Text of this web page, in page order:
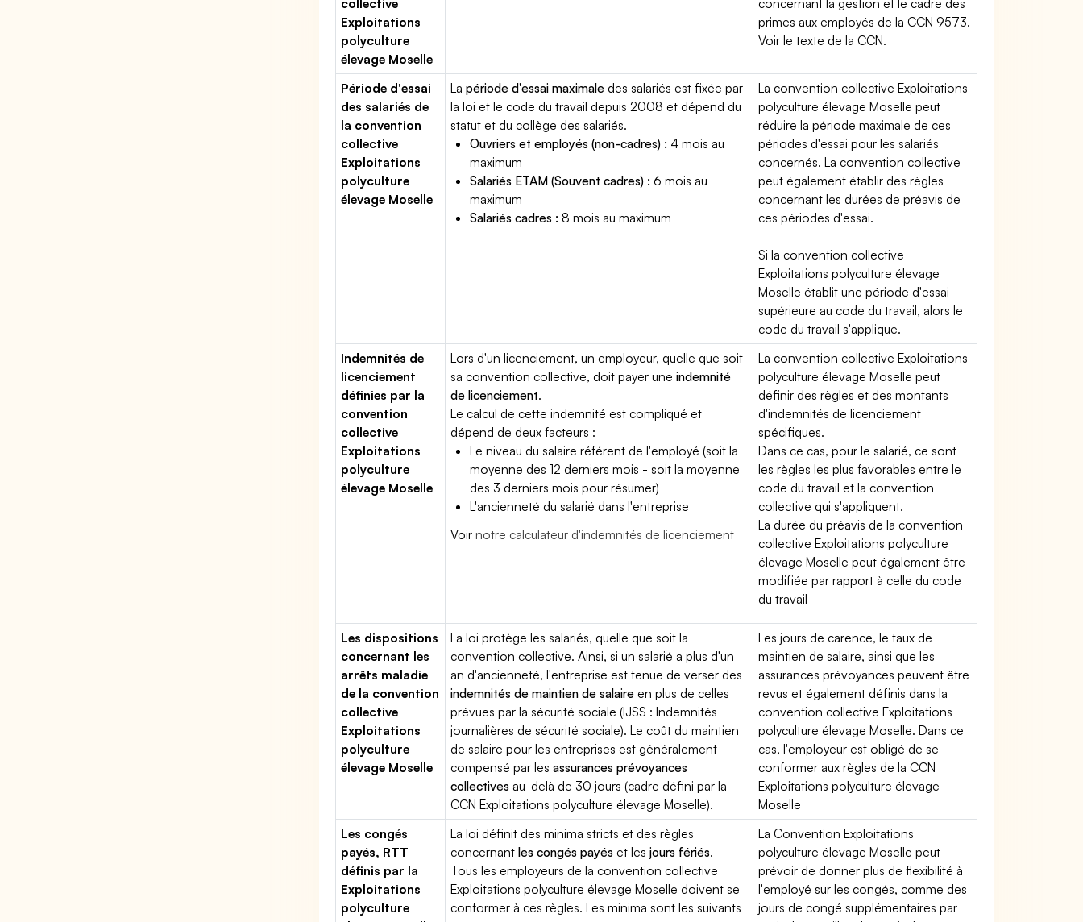
collective
Exploitations
polyculture
élevage Moselle
concernant la gestion et le cadre des
primes aux employés de la CCN 9573.
Voir le texte de la CCN.
Période d'essai
des salariés de
la convention
collective
Exploitations
polyculture
élevage Moselle
Lapériode d'essai maximale des salariés est fixée par
la loi et le code du travail depuis 2008 et dépend du
statut et du collège des salariés.
Ouvriers et employés (non-cadres) : 4 mois au
maximum
Salariés ETAM (Souvent cadres) : 6 mois au
maximum
Salariés cadres : 8 mois au maximum
La convention collective Exploitations
polyculture élevage Moselle peut
réduire la période maximale de ces
périodes d'essai pour les salariés
concernés. La convention collective
peut également établir des règles
concernant les durées de préavis de
ces périodes d'essai.
Si la convention collective
Exploitations polyculture élevage
Moselle établit une période d'essai
supérieure au code du travail, alors le
code du travail s'applique.
Indemnités de
licenciement
définies par la
convention
collective
Exploitations
polyculture
élevage Moselle
Lors d'un licenciement, un employeur, quelle que soit
sa convention collective, doit payer uneindemnité
de licenciement.
Le calcul de cette indemnité est compliqué et
dépend de deux facteurs :
Le niveau du salaire référent de l'employé (soit la
moyenne des 12 derniers mois - soit la moyenne
des 3 derniers mois pour résumer)
L'ancienneté du salarié dans l'entreprise
Voirnotre calculateur d'indemnités de licenciement
La convention collective Exploitations
polyculture élevage Moselle peut
définir des règles et des montants
d'indemnités de licenciement
spécifiques.
Dans ce cas, pour le salarié, ce sont
les règles les plus favorables entre le
code du travail et la convention
collective qui s'appliquent.
La durée du préavis de la convention
collective Exploitations polyculture
élevage Moselle peut également être
modifiée par rapport à celle du code
du travail
Les dispositions
concernant les
arrêts maladie
de la convention
collective
Exploitations
polyculture
élevage Moselle
La loi protège les salariés, quelle que soit la
convention collective. Ainsi, si un salarié a plus d'un
an d'ancienneté, l'entreprise est tenue de verser des
indemnités de maintien de salaire en plus de celles
prévues par la sécurité sociale (IJSS : Indemnités
journalières de sécurité sociale). Le coût du maintien
de salaire pour les entreprises est généralement
compensé par lesassurances prévoyances
collectives au-delà de 30 jours (cadre défini par la
CCN Exploitations polyculture élevage Moselle).
Les jours de carence, le taux de
maintien de salaire, ainsi que les
assurances prévoyances peuvent être
revus et également définis dans la
convention collective Exploitations
polyculture élevage Moselle. Dans ce
cas, l'employeur est obligé de se
conformer aux règles de la CCN
Exploitations polyculture élevage
Moselle
Les congés
payés, RTT
définis par la
Exploitations
polyculture
La loi définit des minima stricts et des règles
concernantles congés payés et lesjours fériés.
Tous les employeurs de la convention collective
Exploitations polyculture élevage Moselle doivent se
conformer à ces règles. Les minima sont les suivants
La Convention Exploitations
polyculture élevage Moselle peut
prévoir de donner plus de flexibilité à
l'employé sur les congés, comme des
jours de congé supplémentaires par